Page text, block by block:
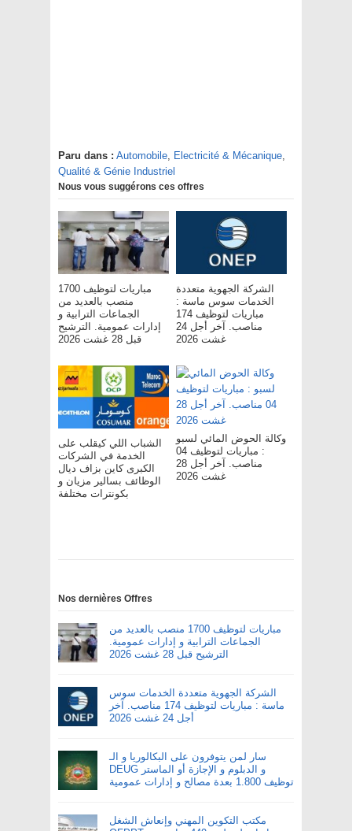
Paru dans : Automobile, Electricité & Mécanique,
Qualité & Génie Industriel
Nous vous suggérons ces offres
مباريات لتوظيف 1700
منصب بالعديد من
الجماعات الترابية و
إدارات عمومية. الترشيح
قبل 28 غشت 2026
الشركة الجهوية متعددة
الخدمات سوس ماسة :
مباريات لتوظيف 174
مناصب. آخر أجل 24
غشت 2026
الشباب اللي كيقلب على
الخدمة في الشركات
الكبرى كاين بزاف ديال
الوظائف بسالير مزيان و
بكونترات مختلفة
وكالة الحوض المائي لسبو
: مباريات لتوظيف 04
مناصب. آخر أجل 28
غشت 2026
Nos dernières Offres
مباريات لتوظيف 1700 منصب بالعديد من
الجماعات الترابية و إدارات عمومية.
الترشيح قبل 28 غشت 2026
الشركة الجهوية متعددة الخدمات سوس
ماسة : مباريات لتوظيف 174 مناصب. آخر
أجل 24 غشت 2026
سار لمن يتوفرون على البكالوريا و الـ
DEUG و الدبلوم و الإجازة أو الماستر
توظيف 1.800 بعدة مصالح و إدارات عمومية
مكتب التكوين المهني وإنعاش الشغل